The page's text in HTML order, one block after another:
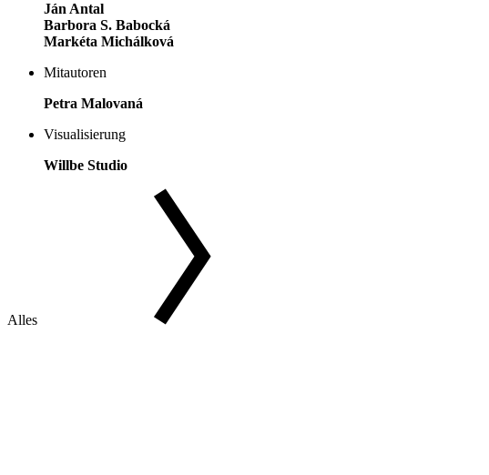
Ján Antal
Barbora S. Babocká
Markéta Michálková
Mitautoren
Petra Malovaná
Visualisierung
Willbe Studio
Alles